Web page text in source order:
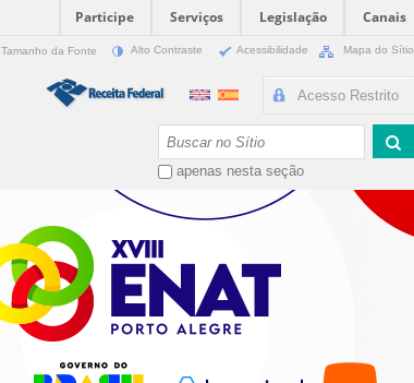
Participe Serviços Legislação
Canais
Tamanho da Fonte Alto Contraste Acessibilidade Mapa do Sítio
Acesso Restrito
apenas nesta seção